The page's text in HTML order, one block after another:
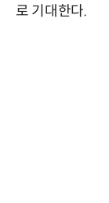
로 기대한다.